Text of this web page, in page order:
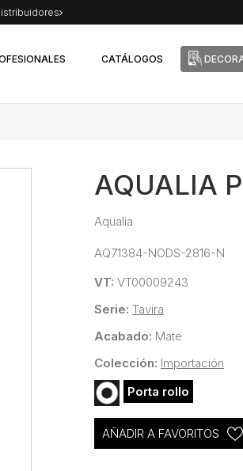
CATÁLOGOS
AQUALIA
Aqualia
AQ71384-NODS-2816-N
VT: VT00009243
Serie: Tavira
Acabado: Mate
Colección: Importación
Porta rollo
AÑADIR A FAVORITOS